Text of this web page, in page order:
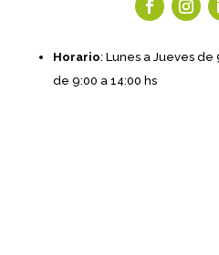
Horario: Lunes a Jueves de
de 9:00 a 14:00 hs